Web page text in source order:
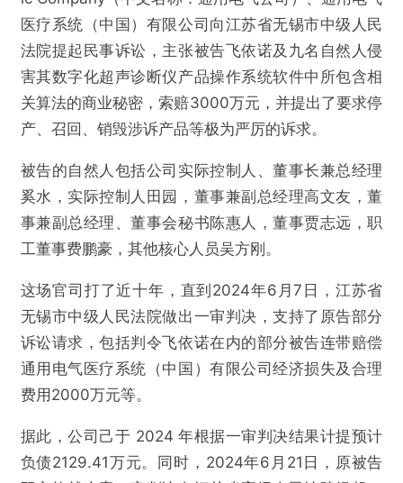
医疗系统（中国）有限公司向江苏省无锡市中级人民
法院提起民事诉讼，主张被告飞依诺及九名自然人侵
害其数字化超声诊断仪产品操作系统软件中所包含相
关算法的商业秘密，索赔3000万元，并提出了要求停
产、召回、销毁涉诉产品等极为严厉的诉求。
被告的自然人包括公司实际控制人、董事长兼总经理
奚水，实际控制人田园，董事兼副总经理高文友，董
事兼副总经理、董事会秘书陈惠人，董事贾志远，职
工董事费鹏豪，其他核心人员吴方刚。
这场官司打了近十年，直到2024年6月7日，江苏省
无锡市中级人民法院做出一审判决，支持了原告部分
诉讼请求，包括判令飞依诺在内的部分被告连带赔偿
通用电气医疗系统（中国）有限公司经济损失及合理
费用2000万元等。
据此，公司己于 2024 年根据一审判决结果计提预计
负债2129.41万元。同时，2024年6月21日，原被告